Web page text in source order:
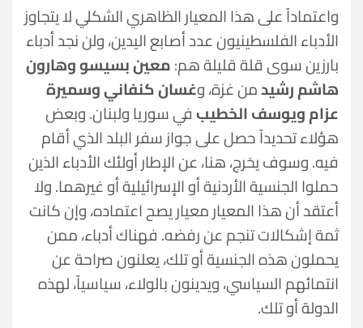
واعتماداً على هذا المعيار الظاهري الشكلي لا يتجاوز
الأدباء الفلسطينيون عدد أصابع اليدين، ولن نجد أدباء
بارزين سوى قلة قليلة هم:معين بسيسو وهارون
هاشم رشيدمن غزة، وغسان كنفاني وسميرة
عزام ويوسف الخطيبفي سوريا ولبنان. وبعض
هؤلاء تحديداً حصل على جواز سفر البلد الذي أقام
فيه. وسوف يخرج، هنا، عن الإطار أولئك الأدباء الذين
حملوا الجنسية الأردنية أو الإسرائيلية أو غيرهما. ولا
أعتقد أن هذا المعيار معيار يصح اعتماده، وإن كانت
ثمة إشكالات تنجم عن رفضه. فهناك أدباء، ممن
يحملون هذه الجنسية أو تلك، يعلنون صراحة عن
انتمائهم السياسي، ويدينون بالولاء، سياسياً، لهذه
الدولة أو تلك.